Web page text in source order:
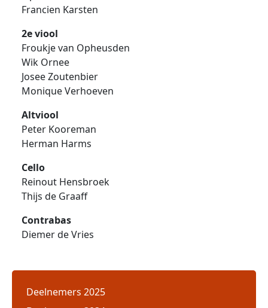
Deelnemers 2025
Francien Karsten
2e viool
Froukje van Opheusden
Wik Ornee
Josee Zoutenbier
Monique Verhoeven
Altviool
Peter Kooreman
Herman Harms
Cello
Reinout Hensbroek
Thijs de Graaff
Contrabas
Diemer de Vries